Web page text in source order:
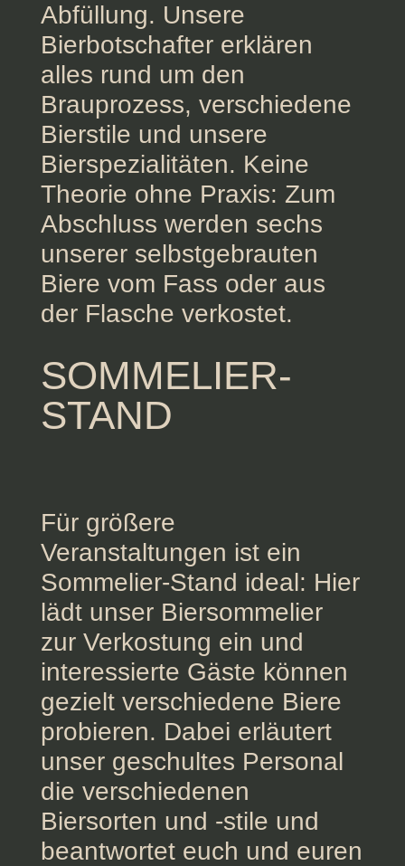
Abfüllung. Unsere
Bierbotschafter erklären
alles rund um den
Brauprozess, verschiedene
Bierstile und unsere
Bierspezialitäten. Keine
Theorie ohne Praxis: Zum
Abschluss werden sechs
unserer selbstgebrauten
Biere vom Fass oder aus
der Flasche verkostet.
SOMMELIER-
STAND
Für größere
Veranstaltungen ist ein
Sommelier-Stand ideal: Hier
lädt unser Biersommelier
zur Verkostung ein und
interessierte Gäste können
gezielt verschiedene Biere
probieren. Dabei erläutert
unser geschultes Personal
die verschiedenen
Biersorten und -stile und
beantwortet euch und euren